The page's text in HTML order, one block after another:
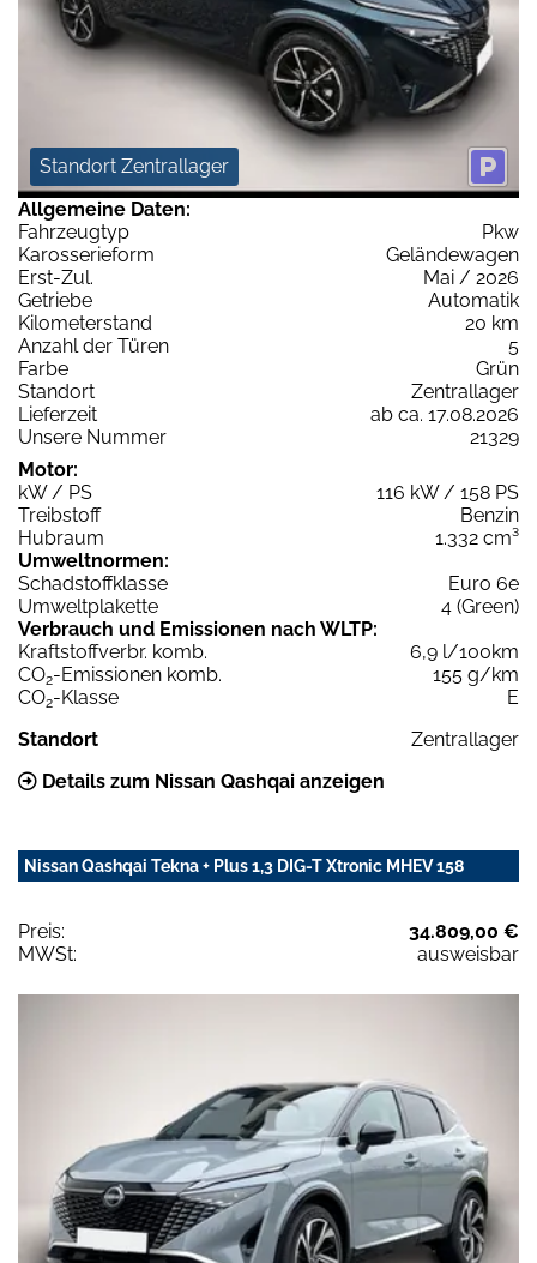
Standort Zentrallager
Allgemeine Daten:
Fahrzeugtyp
Pkw
Karosserieform
Geländewagen
Erst-Zul.
Mai / 2026
Getriebe
Automatik
Kilometerstand
20 km
Anzahl der Türen
5
Farbe
Grün
Standort
Zentrallager
Lieferzeit
ab ca. 17.08.2026
Unsere Nummer
21329
Motor:
kW / PS
116 kW / 158 PS
Treibstoff
Benzin
Hubraum
1.332 cm³
Umweltnormen:
Schadstoffklasse
Euro 6e
Umweltplakette
4 (Green)
Verbrauch und Emissionen nach WLTP:
Kraftstoffverbr. komb.
6,9 l/100km
CO2-Emissionen komb.
155 g/km
CO2-Klasse
E
Standort
Zentrallager
Details zum Nissan Qashqai anzeigen
Nissan Qashqai Tekna + Plus 1,3 DIG-T Xtronic MHEV 158
Preis:
34.809,00 €
MWSt:
ausweisbar